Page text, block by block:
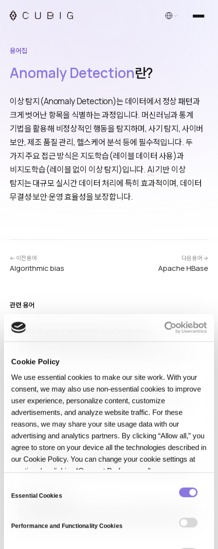
Cookie Policy
We use essential cookies to make our site work. With your
consent, we may also use non‑essential cookies to improve
user experience, personalize content, customize
advertisements, and analyze website traffic. For these
reasons, we may share your site usage data with our
advertising and analytics partners. By clicking “Allow all,” you
agree to store on your device all the technologies described in
our Cookie Policy. You can change your cookie settings at
any time by clicking “Consent Preferences."
Essential Cookies
Performance and Functionality Cookies
한국어
용어집
Anomaly Detection란?
이상 탐지(Anomaly Detection)는 데이터에서 정상 패턴과
크게 벗어난 항목을 식별하는 과정입니다. 머신러닝과 통계
기법을 활용해 비정상적인 행동을 탐지하며, 사기 탐지, 사이버
보안, 제조 품질 관리, 헬스케어 분석 등에 필수적입니다. 두
가지 주요 접근 방식은 지도학습(레이블 데이터 사용)과
비지도학습(레이블 없이 이상 탐지)입니다. AI기반 이상
탐지는 대규모 실시간 데이터 처리에 특히 효과적이며, 데이터
무결성·보안·운영 효율성을 보장합니다.
← 이전 용어
Algorithmic bias
다음 용어 →
Apache HBase
관련 용어
Data Science and Predictive Analytics
데이터 과학과 예측 분석(Data Science and Predictive
영역입니다. 회귀 분석, 시계열 예측, 분류, 앙상블 기법을 활용해 고객 이탈,
의사결정을 반응적(reactive)에서…
Semantic Layer
Semantic layer는 원본 테이블과 컬럼을 "매출", "활성 사용자", "이탈"
같은 일관된 비즈니스 용어로 변환해 주는 계층입니다.
Agentic AI
에이전틱 AI(Agentic AI)는 프롬프트 하나에 답 하나를 내놓는 대신,
스스로 단계를 계획하고 도구를 호출하고 결과를 점검하며 목표를 완수하는
AI 시스템을 말합니다.
Stable Diffusion
모델로, 텍스트 설명을 이미지로 변환하는 생성 AI입니다. 잠재 공간에서
확산 과정을 수행해 일반 GPU에서 실행 가능하며, 오픈 모델 가중치와